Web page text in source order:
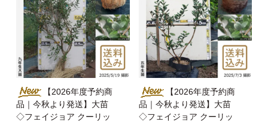
【2026年度予約商
品｜今秋より発送】大苗
◇フェイジョア クーリッ
【2026年度予約商
品｜今秋より発送】大苗
◇フェイジョア クーリッ